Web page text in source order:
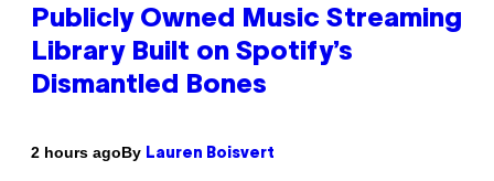
Publicly Owned Music Streaming
Library Built on Spotify’s
Dismantled Bones
2 hours agoBy Lauren Boisvert